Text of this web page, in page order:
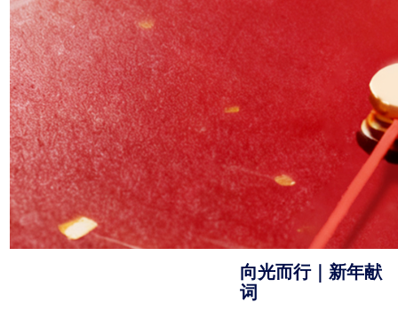
向光而行｜新年献
词